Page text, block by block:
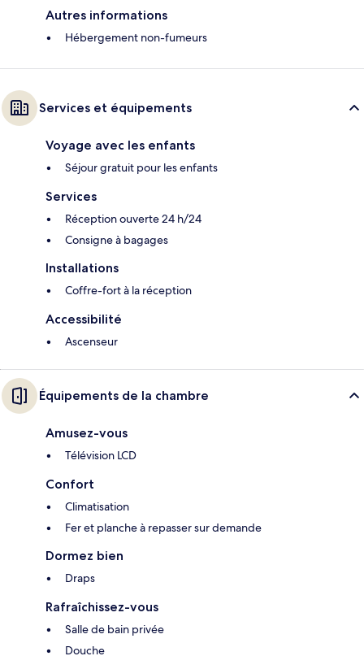
Autres informations
Hébergement non-fumeurs
Services et équipements
Voyage avec les enfants
Séjour gratuit pour les enfants
Services
Réception ouverte 24 h/24
Consigne à bagages
Installations
Coffre-fort à la réception
Accessibilité
Ascenseur
Équipements de la chambre
Amusez-vous
Télévision LCD
Confort
Climatisation
Fer et planche à repasser sur demande
Dormez bien
Draps
Rafraîchissez-vous
Salle de bain privée
Douche